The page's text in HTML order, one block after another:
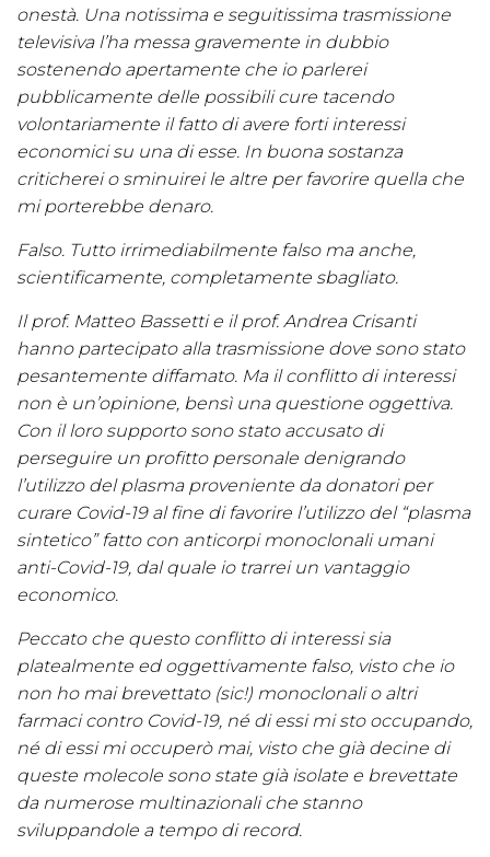
onestà. Una notissima e seguitissima trasmissione
televisiva l’ha messa gravemente in dubbio
sostenendo apertamente che io parlerei
pubblicamente delle possibili cure tacendo
volontariamente il fatto di avere forti interessi
economici su una di esse. In buona sostanza
criticherei o sminuirei le altre per favorire quella che
mi porterebbe denaro.
Falso. Tutto irrimediabilmente falso ma anche,
scientificamente, completamente sbagliato.
Il prof. Matteo Bassetti e il prof. Andrea Crisanti
hanno partecipato alla trasmissione dove sono stato
pesantemente diffamato. Ma il conflitto di interessi
non è un’opinione, bensì una questione oggettiva.
Con il loro supporto sono stato accusato di
perseguire un profitto personale denigrando
l’utilizzo del plasma proveniente da donatori per
curare Covid-19 al fine di favorire l’utilizzo del “plasma
sintetico” fatto con anticorpi monoclonali umani
anti-Covid-19, dal quale io trarrei un vantaggio
economico.
Peccato che questo conflitto di interessi sia
platealmente ed oggettivamente falso, visto che io
non ho mai brevettato (sic!) monoclonali o altri
farmaci contro Covid-19, né di essi mi sto occupando,
né di essi mi occuperò mai, visto che già decine di
queste molecole sono state già isolate e brevettate
da numerose multinazionali che stanno
sviluppandole a tempo di record.